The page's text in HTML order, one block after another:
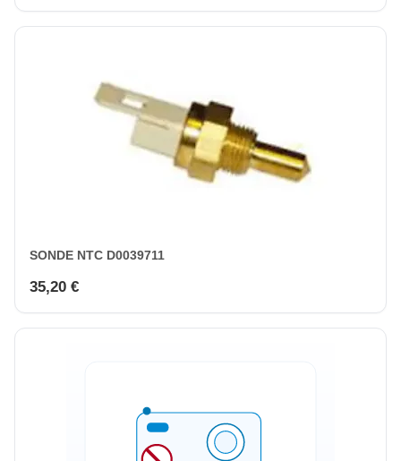
SONDE NTC D0039711
35,20 €